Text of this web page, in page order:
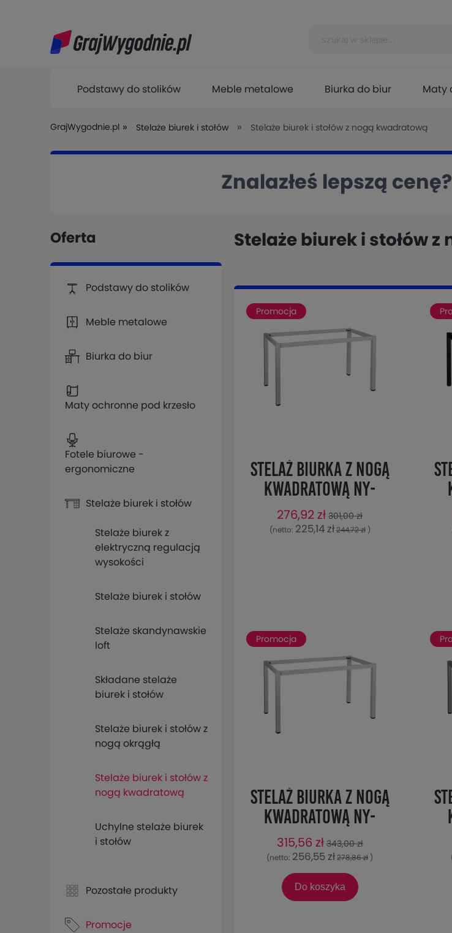
Podstawy do stolików Meble metalowe Biurka do biur Maty
Pozostałe produkty
GrajWygodnie.pl » Stelaże biurek i stołów » Stelaże biurek i stołów z nogą kwadratową
Znalazłeś lepszą
Oferta
Podstawy do stolików
Meble metalowe
Biurka do biur
Maty ochronne pod krzesło
Fotele biurowe -
ergonomiczne
Stelaże biurek i stołów
Stelaże biurek z
elektryczną regulacją
wysokości
Stelaże biurek i stołów
Stelaże skandynawskie
loft
Składane stelaże
biurek i stołów
Stelaże biurek i stołów z
nogą okrągłą
Stelaże biurek i stołów z
nogą kwadratową
Uchylne stelaże biurek
i stołów
Pozostałe produkty
Promocje
Stelaże biurek i stołów
Stelaż biurka z nogą
kwadratową NY-
A057/66/K - 66x66 cm,
biały
276,92 zł 301,00 zł
(netto: 225,14 zł244,72 zł)
Promocja
Stelaż biurka z nogą
kwadratową NY-
A057/116/K - 116x66
cm, biały
315,56 zł 343,00 zł
(netto: 256,55 zł278,86 zł )
Do koszyka
Promocja